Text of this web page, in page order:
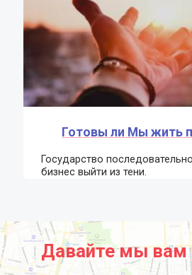
Готовы ли Мы жить
Государство
бизнес выйти из тени.
Давайте мы